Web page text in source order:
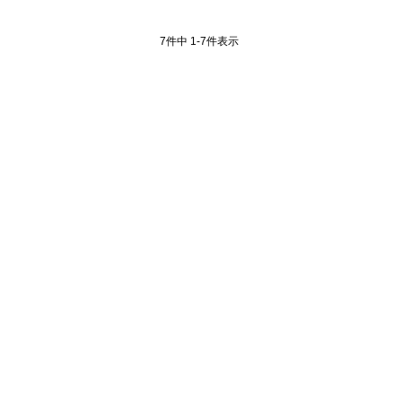
7件中 1 -7件表示